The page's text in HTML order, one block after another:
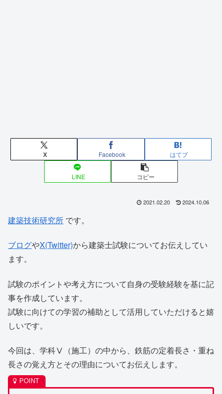
X Facebook はてブ
LINE コピー
2021.02.20 2024.10.06
建築技術研究所 です。
ブログやX(Twitter)から建築士試験についてお伝えしてい
ます。
試験のポイントや考え方について自身の受験経験を基に記
事を作成しています。
試験に向けての学習の補助として活用していただけると嬉
しいです。
今回は、学科Ⅴ（施工）の中から、鉄筋の定着長さ・重ね
長さの覚え方とその理由についてお伝えします。